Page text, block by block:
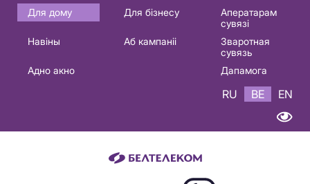
Основная
навигация
Для дому Для бізнесу
Аператарам
сувязі
Навіны
Аб кампаніі
Зваротная
сувязь
Адно акно
Дапамога
RU BE EN